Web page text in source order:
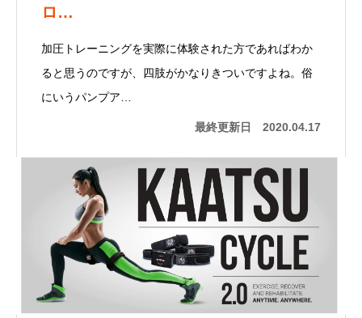
ロ…
加圧トレーニングを実際に体験された方であればわか
ると思うのですが、四肢がかなりきついですよね。俗
にいうパンプア…
最終更新日 2020.04.17